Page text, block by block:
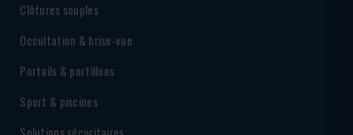
Clôtures souples
Occultation & brise-vue
Portails & portillons
Sport & piscines